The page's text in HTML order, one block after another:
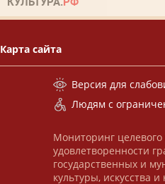
Карта сайта
Версия для
Людям с
Мониторинг
удовлетворенности
государственных и
культуры, искусства